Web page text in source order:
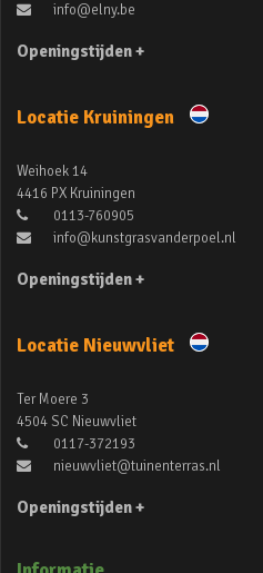
info@elny.be
Openingstijden +
Locatie Kruiningen
Weihoek 14
4416 PX Kruiningen
0113-760905
info@kunstgrasvanderpoel.nl
Openingstijden +
Locatie Nieuwvliet
Ter Moere 3
4504 SC Nieuwvliet
0117-372193
nieuwvliet@tuinenterras.nl
Openingstijden +